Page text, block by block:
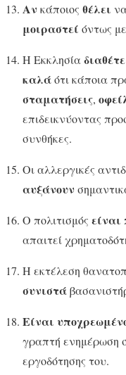
Αν κάποιος θέλει
μοιραστεί όντως
Η Εκκλησία
καλάότι κάποια
σταματήσεις,
επιδεικνύοντας
συνθήκες.
Οι αλλεργικές
αυξάνουν
Ο πολιτισμός
απαιτεί
Η εκτέλεση
συνιστά
Είναι
γραπτή ενημέρωση
εργοδότησης του.